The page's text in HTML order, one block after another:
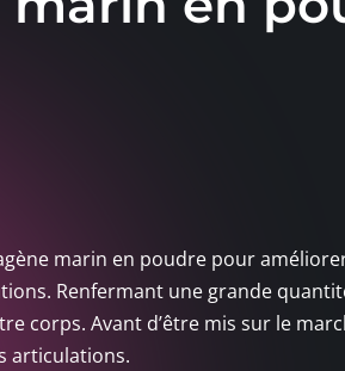
marin en poudre pour
Renfermant une grande
corps. Avant d’être mis sur le
articulations.